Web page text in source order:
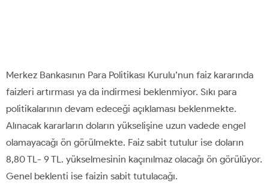
Merkez Bankasının Para Politikası Kurulu’nun faiz kararında
faizleri artırması ya da indirmesi beklenmiyor. Sıkı para
politikalarının devam edeceği açıklaması beklenmekte.
Alınacak kararların doların yükselişine uzun vadede engel
olamayacağı ön görülmekte. Faiz sabit tutulur ise doların
8,80 TL- 9 TL. yükselmesinin kaçınılmaz olacağı ön görülüyor.
Genel beklenti ise faizin sabit tutulacağı.